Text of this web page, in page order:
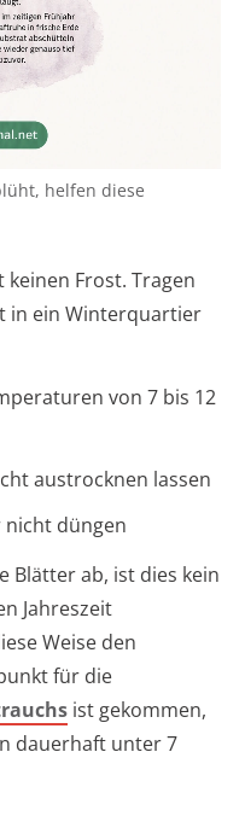
helfen diese
Frost. Tragen
in ein Winterquartier
von 7 bis 12
austrocknen lassen
nicht düngen
Blätter ab, ist dies kein
Jahreszeit
Weise den
für die
ist gekommen,
dauerhaft unter 7